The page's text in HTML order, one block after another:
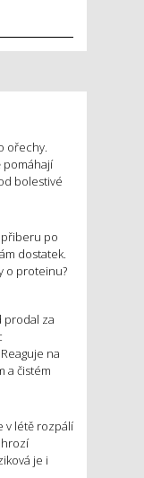
ořechy.
pomáhají
bolestivé
po
dostatek.
o proteinu?
prodal za
na
a čistém
v létě rozpálí
hrozí
je i